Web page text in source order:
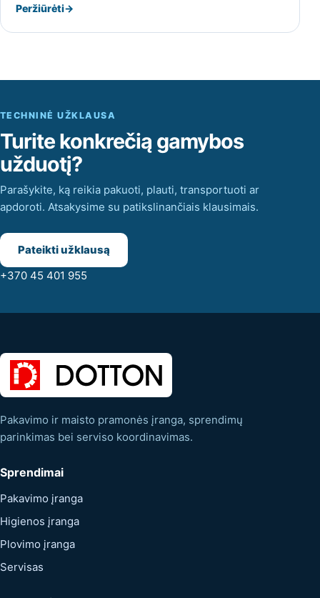
Peržiūrėti→
TECHNINĖ UŽKLAUSA
Turite konkrečią gamybos
užduotį?
Parašykite, ką reikia pakuoti, plauti, transportuoti ar
apdoroti. Atsakysime su patikslinančiais klausimais.
Pateikti užklausą
+370 45 401 955
Pakavimo ir maisto pramonės įranga, sprendimų
parinkimas bei serviso koordinavimas.
Sprendimai
Pakavimo įranga
Higienos įranga
Plovimo įranga
Servisas